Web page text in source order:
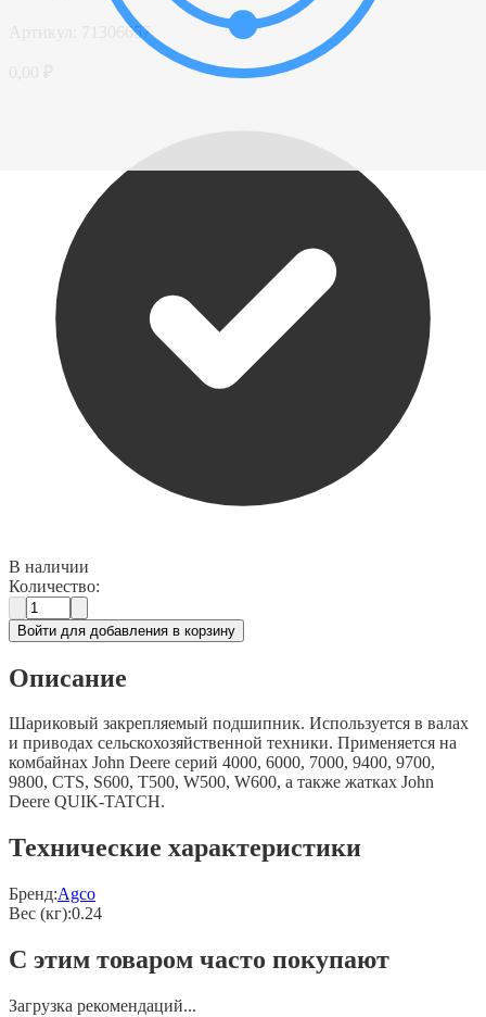
71306657
В наличии
Количество:
Войти для добавления в корзину
Описание
Шариковый закрепляемый подшипник. Используется в валах
и приводах сельскохозяйственной техники. Применяется на
комбайнах John Deere серий 4000, 6000, 7000, 9400, 9700,
9800, CTS, S600, T500, W500, W600, а также жатках John
Deere QUIK-TATCH.
Технические характеристики
Бренд:Agco
Вес (кг):0.24
С этим товаром часто покупают
Загрузка рекомендаций...